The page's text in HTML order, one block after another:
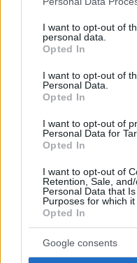
not limited to your visit or
grant or deny consent to
use your data for below
consent section.
I want to opt-out of
personal data.
Opted In
I want to opt-out of
Personal Data.
Opted In
I want to opt-out of
Personal Data for
Opted In
I want to opt-out of
Retention, Sale,
Personal Data that
Purposes for which it
Opted In
Google consents
Staks: Πώς μια cool
ρίζωσε) σε ένα
στο κύμα: Γιατί στο
(και) για το φαγητό του